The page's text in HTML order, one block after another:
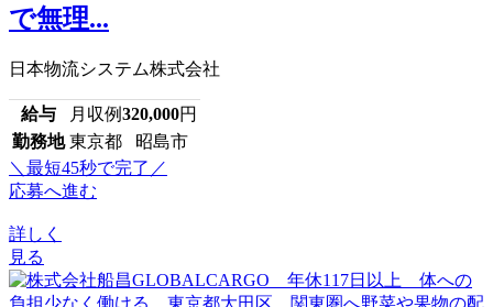
で無理...
日本物流システム株式会社
給与 月収例320,000円
勤務地 東京都 昭島市
＼最短45秒で完了／
応募へ進む
詳しく
見る